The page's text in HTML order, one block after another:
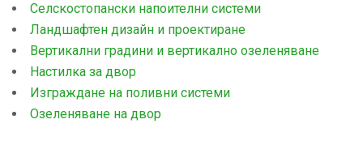
Селскостопански напоителни системи
Ландшафтен дизайн и проектиране
Вертикални градини и вертикално озеленяване
Настилка за двор
Изграждане на поливни системи
Озеленяване на двор